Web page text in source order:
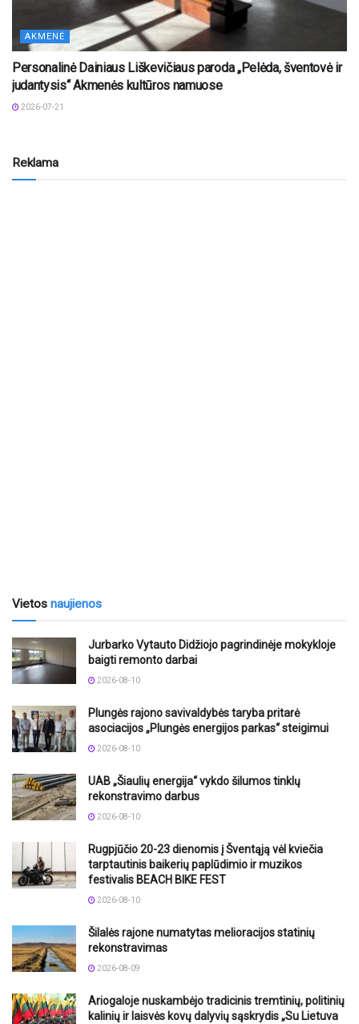
AKMENĖ
Personalinė Dainiaus Liškevičiaus paroda „Pelėda, šventovė ir
judantysis“ Akmenės kultūros namuose
2026-07-21
Reklama
Vietos naujienos
Jurbarko Vytauto Didžiojo pagrindinėje mokykloje
baigti remonto darbai
2026-08-10
Plungės rajono savivaldybės taryba pritarė
asociacijos „Plungės energijos parkas“ steigimui
2026-08-10
UAB „Šiaulių energija“ vykdo šilumos tinklų
rekonstravimo darbus
2026-08-10
Rugpjūčio 20-23 dienomis į Šventąją vėl kviečia
tarptautinis baikerių paplūdimio ir muzikos
festivalis BEACH BIKE FEST
2026-08-10
Šilalės rajone numatytas melioracijos statinių
rekonstravimas
2026-08-09
Ariogaloje nuskambėjo tradicinis tremtinių, politinių
kalinių ir laisvės kovų dalyvių sąskrydis „Su Lietuva